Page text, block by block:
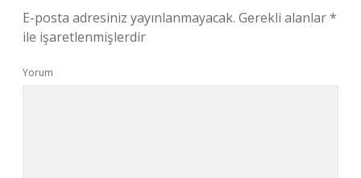
E-posta adresiniz yayınlanmayacak. Gerekli alanlar*
ile işaretlenmişlerdir
Yorum